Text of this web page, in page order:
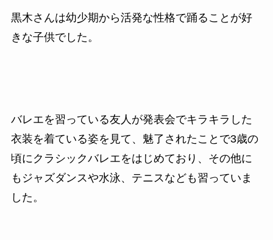
黒木さんは幼少期から活発な性格で踊ることが好
きな子供でした。
バレエを習っている友人が発表会でキラキラした
衣装を着ている姿を見て、魅了されたことで3歳の
頃にクラシックバレエをはじめており、その他に
もジャズダンスや水泳、テニスなども習っていま
した。